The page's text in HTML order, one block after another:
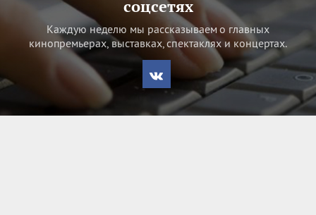
соцсетях
Каждую неделю мы рассказываем о главных
кинопремьерах, выставках, спектаклях и концертах.